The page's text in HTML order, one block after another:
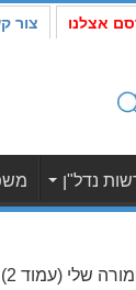
אצלנו צור
נדל"ן
שלי (עמוד 2)